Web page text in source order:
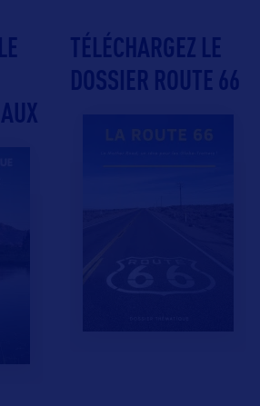
TÉLÉCHARGEZ LE
DOSSIER ROUTE 66